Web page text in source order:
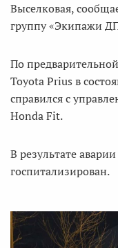
Выселковая,
группу «Экипажи
По
Toyota Prius в
справился с
Honda Fit.
В результате
госпитализирован.